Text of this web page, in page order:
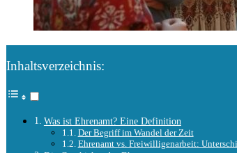
Inhaltsverzeichnis:
Was ist Ehrenamt? Eine Definition
Der Begriff im Wandel der Zeit
Ehrenamt vs. Freiwilligenarbeit: